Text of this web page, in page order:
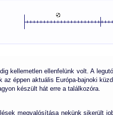
kellemetlen ellenfelünk volt. A
az éppen aktuális Európa-bajnoki
készült hát erre a találkozóra.
megvalósítása nekünk sikerült